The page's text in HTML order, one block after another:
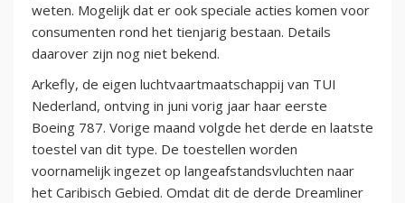
weten. Mogelijk dat er ook speciale acties komen voor
consumenten rond het tienjarig bestaan. Details
daarover zijn nog niet bekend.
Arkefly, de eigen luchtvaartmaatschappij van TUI
Nederland, ontving in juni vorig jaar haar eerste
Boeing 787. Vorige maand volgde het derde en laatste
toestel van dit type. De toestellen worden
voornamelijk ingezet op langeafstandsvluchten naar
het Caribisch Gebied. Omdat dit de derde Dreamliner